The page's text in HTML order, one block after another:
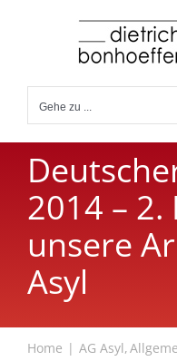
Gehe zu ...
2014 –
unsere
Asyl
Home AG Asyl